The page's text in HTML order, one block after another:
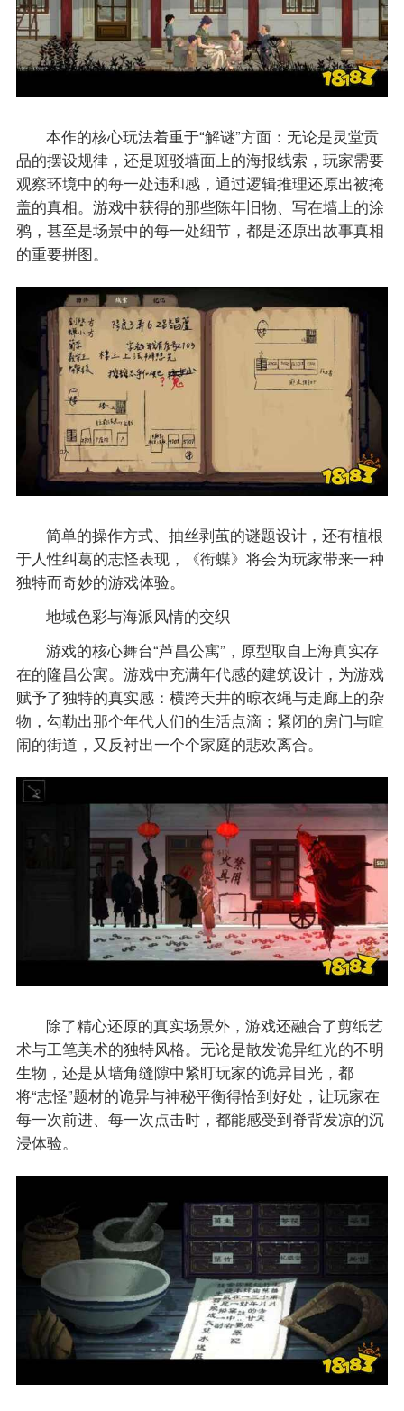
本作的核心玩法着重于“解谜”方面：无论是灵堂贡
品的摆设规律，还是斑驳墙面上的海报线索，玩家需要
观察环境中的每一处违和感，通过逻辑推理还原出被掩
盖的真相。游戏中获得的那些陈年旧物、写在墙上的涂
鸦，甚至是场景中的每一处细节，都是还原出故事真相
的重要拼图。
简单的操作方式、抽丝剥茧的谜题设计，还有植根
于人性纠葛的志怪表现，《衔蝶》将会为玩家带来一种
独特而奇妙的游戏体验。
地域色彩与海派风情的交织
游戏的核心舞台“芦昌公寓”，原型取自上海真实存
在的隆昌公寓。游戏中充满年代感的建筑设计，为游戏
赋予了独特的真实感：横跨天井的晾衣绳与走廊上的杂
物，勾勒出那个年代人们的生活点滴；紧闭的房门与喧
闹的街道，又反衬出一个个家庭的悲欢离合。
除了精心还原的真实场景外，游戏还融合了剪纸艺
术与工笔美术的独特风格。无论是散发诡异红光的不明
生物，还是从墙角缝隙中紧盯玩家的诡异目光，都
将“志怪”题材的诡异与神秘平衡得恰到好处，让玩家在
每一次前进、每一次点击时，都能感受到脊背发凉的沉
浸体验。